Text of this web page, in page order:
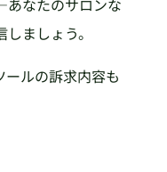
なたのサロンな
ましょう。
ールの訴求内容も